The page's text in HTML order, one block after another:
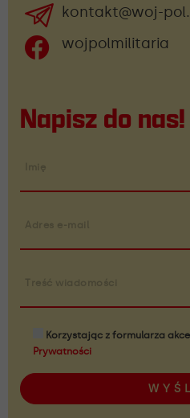
kontakt@woj-
wojpolmilitaria
Napisz do nas!
Korzystając z formularza
Prywatności